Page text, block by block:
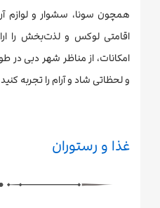
همچون سونا، سشوار و لوازم
اقامتی لوکس و لذت‌بخش را
امکانات، از مناظر شهر دبی در
و لحظاتی شاد و آرام را تجربه
غذا و رستوران